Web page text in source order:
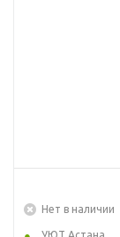
Нет в наличии
УЮТ Астана